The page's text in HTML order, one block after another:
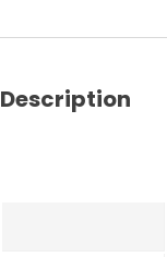
Description